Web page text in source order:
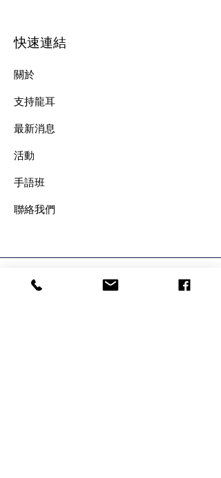
快速連結
關於
支持龍耳
最新消息
​活動
手語班
​聯絡我們